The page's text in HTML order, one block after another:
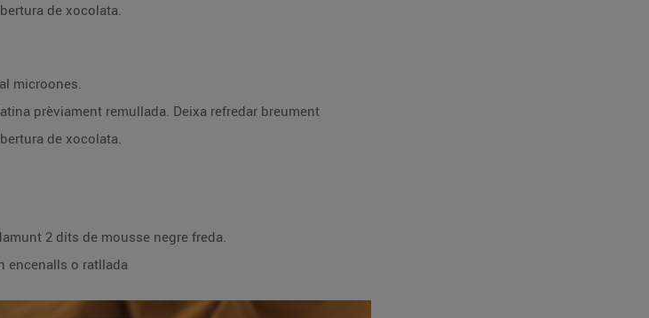
de xocolata.
microones.
prèviament remullada. Deixa refredar breument
de xocolata.
2 dits de mousse negre freda.
encenalls o ratllada